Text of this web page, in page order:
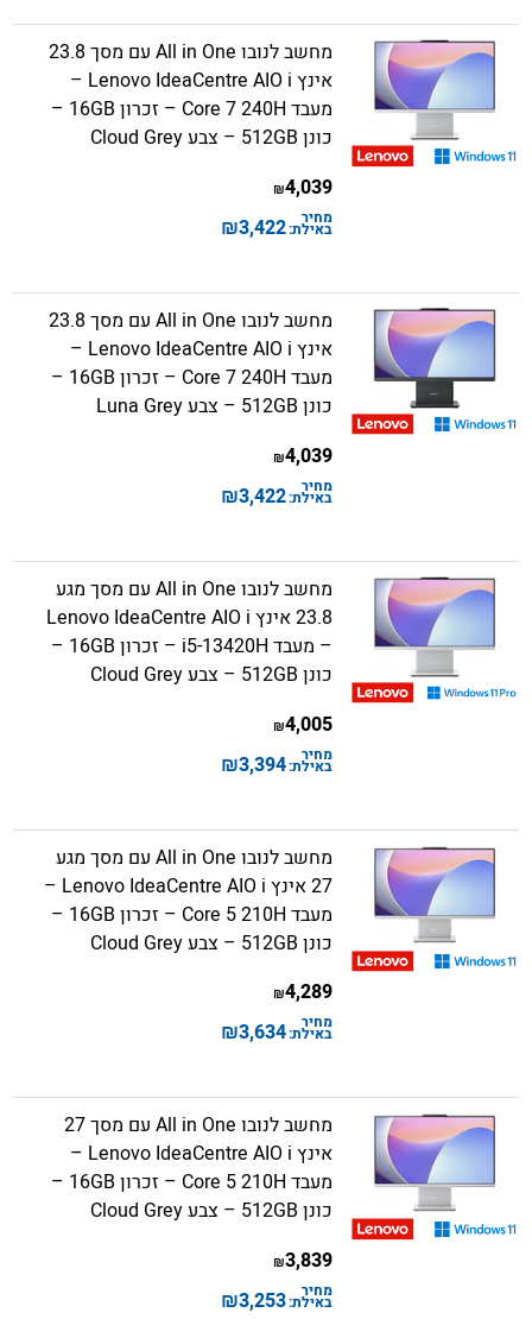
מחשב לנובו All in One עם מסך 23.8
אינץ Lenovo IdeaCentre AIO i –
מעבד Core 7 240H – זכרון 16GB –
כונן 512GB – צבע Cloud Grey
4,039
₪
מחיר
באילת:3,422
₪
מחשב לנובו All in One עם מסך 23.8
אינץ Lenovo IdeaCentre AIO i –
מעבד Core 7 240H – זכרון 16GB –
כונן 512GB – צבע Luna Grey
4,039
₪
מחיר
באילת:3,422
₪
מחשב לנובו All in One עם מסך מגע
23.8 אינץ Lenovo IdeaCentre AIO i
– מעבד i5-13420H – זכרון 16GB –
כונן 512GB – צבע Cloud Grey
4,005
₪
מחיר
באילת:3,394
₪
מחשב לנובו All in One עם מסך מגע
27 אינץ Lenovo IdeaCentre AIO i –
מעבד Core 5 210H – זכרון 16GB –
כונן 512GB – צבע Cloud Grey
4,289
₪
מחיר
באילת:3,634
₪
מחשב לנובו All in One עם מסך 27
אינץ Lenovo IdeaCentre AIO i –
מעבד Core 5 210H – זכרון 16GB –
כונן 512GB – צבע Cloud Grey
3,839
₪
מחיר
באילת:3,253
₪